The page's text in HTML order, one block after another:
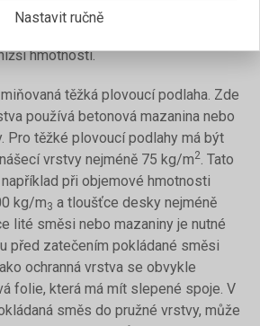
lehké plovoucí podlahy je ale
hmotností.
těžká plovoucí podlaha. Zde
používá betonová mazanina nebo
Pro těžké plovoucí podlahy má být
vrstvy nejméně 75 kg/m2. Tato
při objemové hmotnosti
kg/m3 a tloušťce desky nejméně
lité směsi nebo mazaniny je nutné
před zatečením pokládané směsi
ochranná vrstva se obvykle
folie, která má mít slepené spoje. V
směs do pružné vrstvy, může
Nastavit ručně